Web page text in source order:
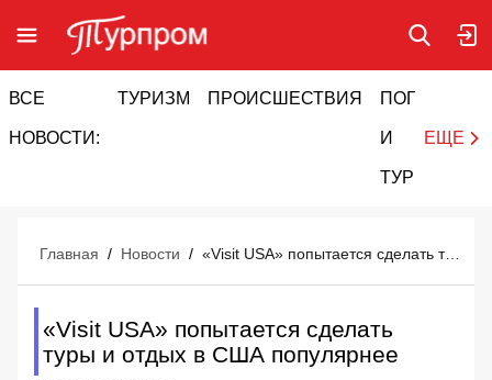
ВСЕ
НОВОСТИ:
ТУРИЗМ ПРОИСШЕСТВИЯ ПОГОДА
И
ТУРИЗМ
ЕЩЕ
Главная / Новости / «Visit USA» попытается сделать туры и отдых в США популярнее
«Visit USA» попытается сделать
туры и отдых в США популярнее